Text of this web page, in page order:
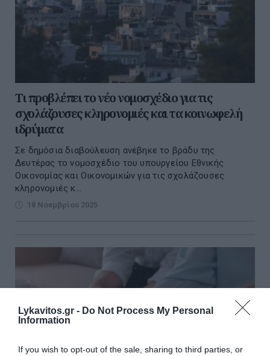
Lykavitos.gr - Do Not Process My Personal
Information
If you wish to opt-out of the sale, sharing to third parties, or
Τι προβλέπει το νέο νομοσχέδιο για τις
σχολάζουσες κληρονομιές και τα κοινωφελή
ιδρύματα
Σε δημόσια διαβούλευση ανέβηκε το βράδυ της
Δευτέρας το νομοσχέδιο του υπουργείου Εθνικής
Οικονομίας και Οικονομικών για τις σχολάζουσες
κληρονομιές κ...
18 Νοεμβρίου 2025